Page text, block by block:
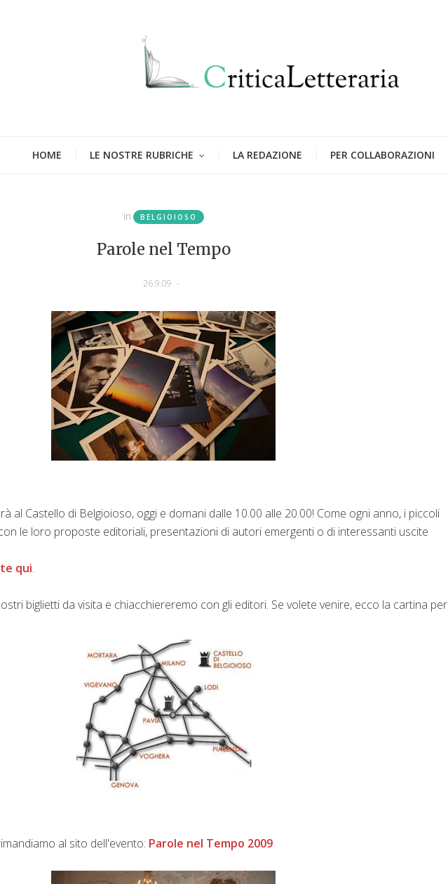
HOME LE NOSTRE RUBRICHE LA REDAZIONE PER COLLABORAZIONI
in BELGIOIOSO
Parole nel Tempo
26.9.09 -
al Castello di Belgioioso, oggi e domani dalle 10.00 alle 20.00! Come ogni anno, i piccoli
le loro proposte editoriali, presentazioni di autori emergenti o di interessanti uscite
qui.
biglietti da visita e chiacchiereremo con gli editori. Se volete venire, ecco la cartina per
al sito dell'evento: Parole nel Tempo 2009